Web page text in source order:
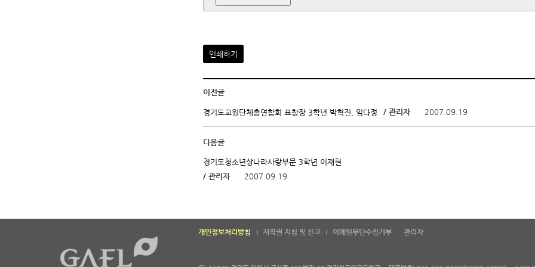
인쇄하기
이전글
경기도교원단체총연합회 표창장 3학년 박혁진, 임다정 / 관리자 2007.09.19
다음글
경기도청소년상나라사랑부문 3학년 이재현
/ 관리자
2007.09.19
개인정보처리방침 저작권 지침 및 신고 이메일무단수집거부 관리자